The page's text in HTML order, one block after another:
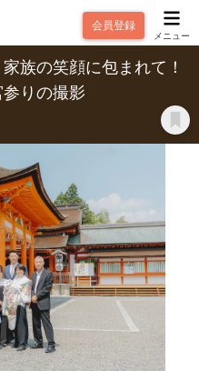
会員登録
メニュー
族の笑顔に包まれて！
りの撮影